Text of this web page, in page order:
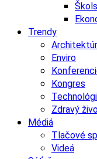
Trendy
Enviro
Kongres
Zdravý
Médiá
Tlačové
Videá